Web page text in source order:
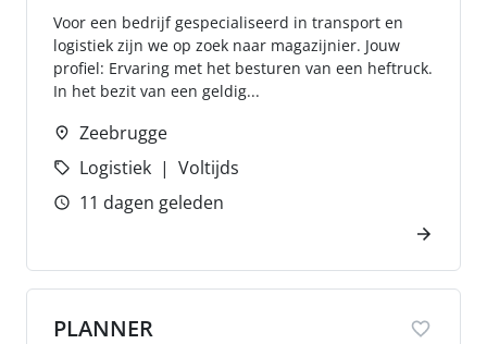
Voor een bedrijf gespecialiseerd in transport en
logistiek zijn we op zoek naar magazijnier. Jouw
profiel: Ervaring met het besturen van een heftruck.
In het bezit van een geldig...
Zeebrugge
Logistiek
Voltijds
11 dagen geleden
PLANNER